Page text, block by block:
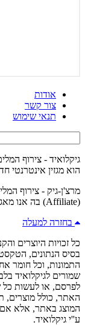
אודות
צור קשר
תנאי שימוש
גיקלואיד - צירוף
הוא מגזין אינטרנטי
מרצ'ן-גיק - צירוף
(Affiliate) בה אנו מאגדים מוצרים מגניבים מרחבי הרשת.
בחזרה למעלה
כל זכויות היוצרים
בסיס הנתונים,
התמונות, וכל חומר
שמורים לגיקלואיד
לפרסם, או לעשות כל
האתר, כולל מוצרים,
המוצג באתר, אלא
ע''י גיקלואיד.